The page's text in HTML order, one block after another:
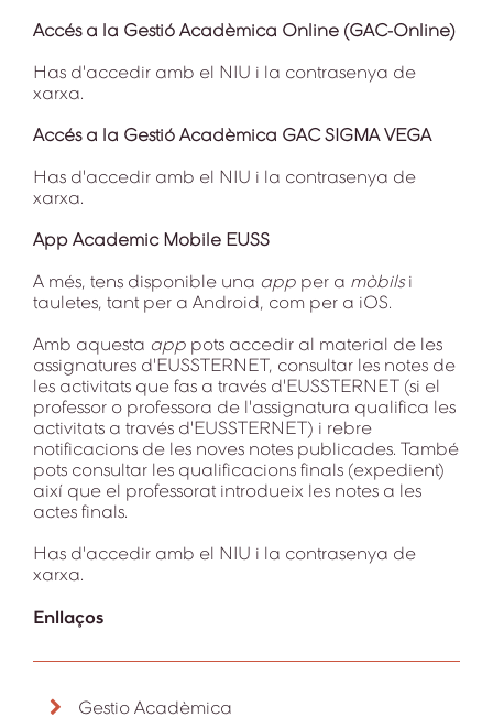
Accés a la Gestió Acadèmica Online (GAC-Online)
Has d'accedir amb el NIU i la contrasenya de
xarxa.
Accés a la Gestió Acadèmica GAC SIGMA VEGA
Has d'accedir amb el NIU i la contrasenya de
xarxa.
App Academic Mobile EUSS
A més, tens disponible una app per a mòbilsi
tauletes, tant per a Android, com per a iOS.
Amb aquesta app pots accedir al material de les
assignatures d'EUSSTERNET, consultar les notes de
les activitats que fas a través d'EUSSTERNET (si el
professor o professora de l'assignatura qualifica les
activitats a través d'EUSSTERNET) i rebre
notificacions de les noves notes publicades. També
pots consultar les qualificacions finals (expedient)
així que el professorat introdueix les notes a les
actes finals.
Has d'accedir amb el NIU i la contrasenya de
xarxa.
Enllaços
Gestio Acadèmica